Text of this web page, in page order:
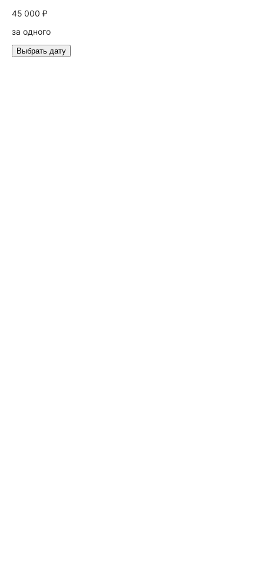
45 000 ₽
за одного
Выбрать дату